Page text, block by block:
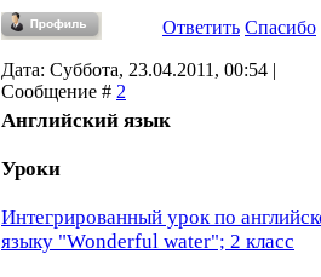
Ответить Спасибо
Дата: Суббота, 23.04.2011, 00:54 |
Сообщение # 2
Английский язык
Уроки
Интегрированный урок по
языку "Wonderful water"; 2 класс